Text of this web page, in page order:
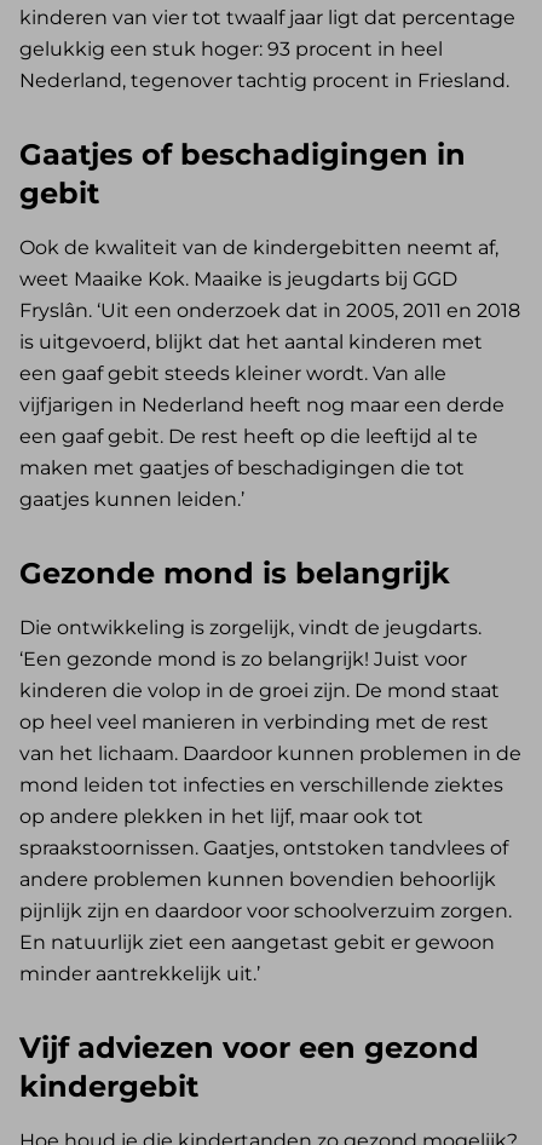
kinderen van vier tot twaalf jaar ligt dat percentage
gelukkig een stuk hoger: 93 procent in heel
Nederland, tegenover tachtig procent in Friesland.
Gaatjes of beschadigingen in
gebit
Ook de kwaliteit van de kindergebitten neemt af,
weet Maaike Kok. Maaike is jeugdarts bij GGD
Fryslân. ‘Uit een onderzoek dat in 2005, 2011 en 2018
is uitgevoerd, blijkt dat het aantal kinderen met
een gaaf gebit steeds kleiner wordt. Van alle
vijfjarigen in Nederland heeft nog maar een derde
een gaaf gebit. De rest heeft op die leeftijd al te
maken met gaatjes of beschadigingen die tot
gaatjes kunnen leiden.’
Gezonde mond is belangrijk
Die ontwikkeling is zorgelijk, vindt de jeugdarts.
‘Een gezonde mond is zo belangrijk! Juist voor
kinderen die volop in de groei zijn. De mond staat
op heel veel manieren in verbinding met de rest
van het lichaam. Daardoor kunnen problemen in de
mond leiden tot infecties en verschillende ziektes
op andere plekken in het lijf, maar ook tot
spraakstoornissen. Gaatjes, ontstoken tandvlees of
andere problemen kunnen bovendien behoorlijk
pijnlijk zijn en daardoor voor schoolverzuim zorgen.
En natuurlijk ziet een aangetast gebit er gewoon
minder aantrekkelijk uit.’
Vijf adviezen voor een gezond
kindergebit